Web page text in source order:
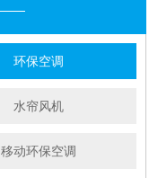
环保空调
水帘风机
移动环保空调